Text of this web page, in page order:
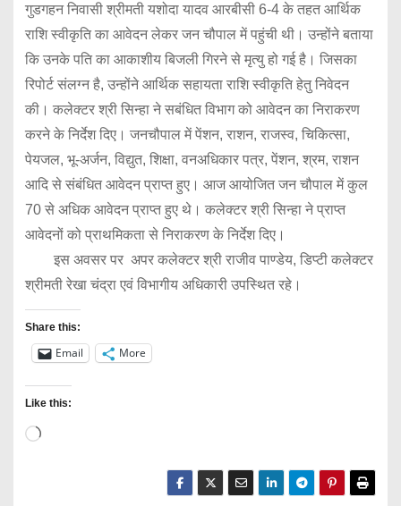
गुडगहन निवासी श्रीमती यशोदा यादव आरबीसी 6-4 के तहत आर्थिक
राशि स्वीकृति का आवेदन लेकर जन चौपाल में पहुंची थी। उन्होंने बताया
कि उनके पति का आकाशीय बिजली गिरने से मृत्यु हो गई है। जिसका
रिपोर्ट संलग्न है, उन्होंने आर्थिक सहायता राशि स्वीकृति हेतु निवेदन
की। कलेक्टर श्री सिन्हा ने सबंधित विभाग को आवेदन का निराकरण
करने के निर्देश दिए। जनचौपाल में पेंशन, राशन, राजस्व, चिकित्सा,
पेयजल, भू-अर्जन, विद्युत, शिक्षा, वनअधिकार पत्र, पेंशन, श्रम, राशन
आदि से संबंधित आवेदन प्राप्त हुए। आज आयोजित जन चौपाल में कुल
70 से अधिक आवेदन प्राप्त हुए थे। कलेक्टर श्री सिन्हा ने प्राप्त
आवेदनों को प्राथमिकता से निराकरण के निर्देश दिए।
इस अवसर पर अपर कलेक्टर श्री राजीव पाण्डेय, डिप्टी कलेक्टर
श्रीमती रेखा चंद्रा एवं विभागीय अधिकारी उपस्थित रहे।
Share this:
Email More
Like this:
L